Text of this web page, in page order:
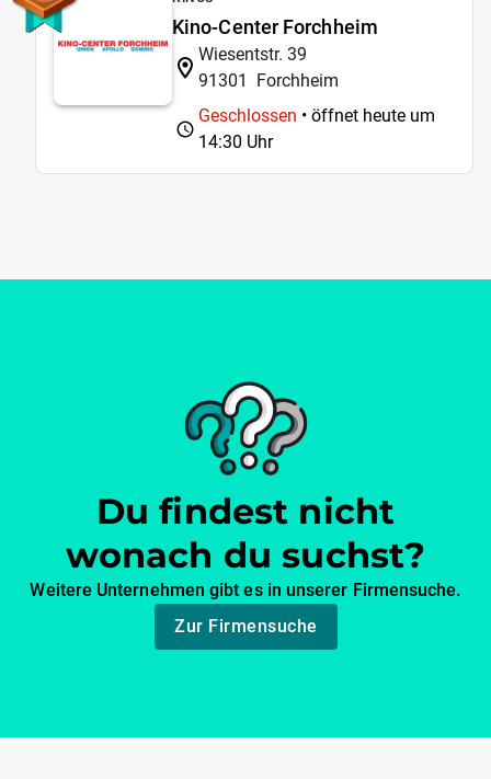
Kino-Center Forchheim
Wiesentstr. 39
91301
Forchheim
Geschlossen • öffnet heute um
14:30 Uhr
Du findest nicht
wonach du suchst?
Weitere Unternehmen gibt es in unserer Firmensuche.
Zur Firmensuche